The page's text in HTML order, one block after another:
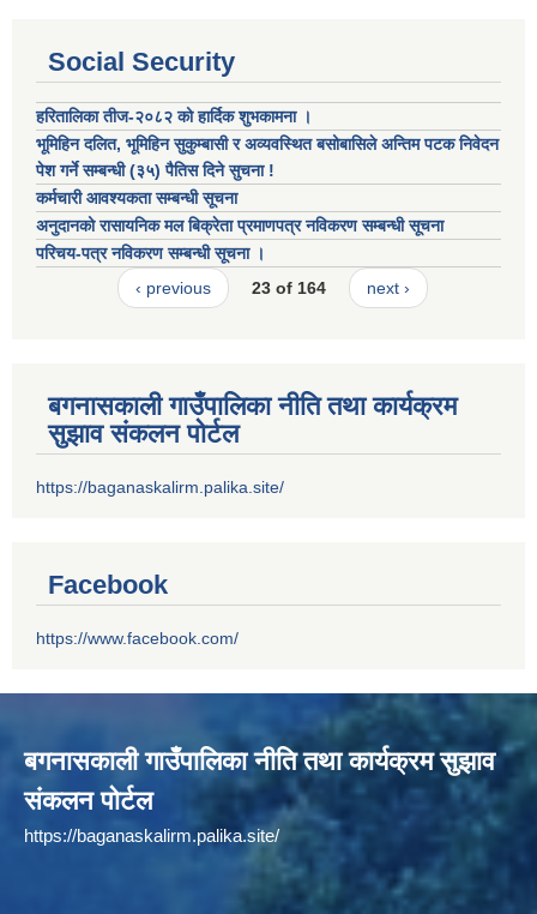
Social Security
हरितालिका तीज-२०८२ को हार्दिक शुभकामना ।
भूमिहिन दलित, भूमिहिन सुकुम्बासी र अव्यवस्थित बसोबासिले अन्तिम पटक निवेदन
पेश गर्ने सम्बन्धी (३५) पैतिस दिने सुचना !
कर्मचारी आवश्यकता सम्बन्धी सूचना
अनुदानको रासायनिक मल बिक्रेता प्रमाणपत्र नविकरण सम्बन्धी सूचना
परिचय-पत्र नविकरण सम्बन्धी सूचना ।
‹ previous
23 of 164 next ›
बगनासकाली गाउँपालिका नीति तथा कार्यक्रम
सुझाव संकलन पोर्टल
https://baganaskalirm.palika.site/
Facebook
https://www.facebook.com/
बगनासकाली गाउँपालिका नीति तथा कार्यक्रम सुझाव
संकलन पोर्टल
https://baganaskalirm.palika.site/